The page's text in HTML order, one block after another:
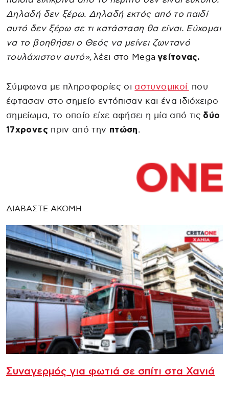
Δηλαδή δεν ξέρω. Δηλαδή εκτός από το παιδί
αυτό δεν ξέρω σε τι κατάσταση θα είναι. Εύχομαι
να το βοηθήσει ο Θεός να μείνει ζωντανό
τουλάχιστον αυτό», λέει στο Mega γείτονας.
Σύμφωνα με πληροφορίες οι αστυνομικοί που
έφτασαν στο σημείο εντόπισαν και ένα ιδιόχειρο
σημείωμα, το οποίο είχε αφήσει η μία από τις δύο
17χρονεςπριν από την πτώση.
ΔΙΑΒΑΣΤΕ ΑΚΟΜΗ
Συναγερμός για φωτιά σε σπίτι στα Χανιά